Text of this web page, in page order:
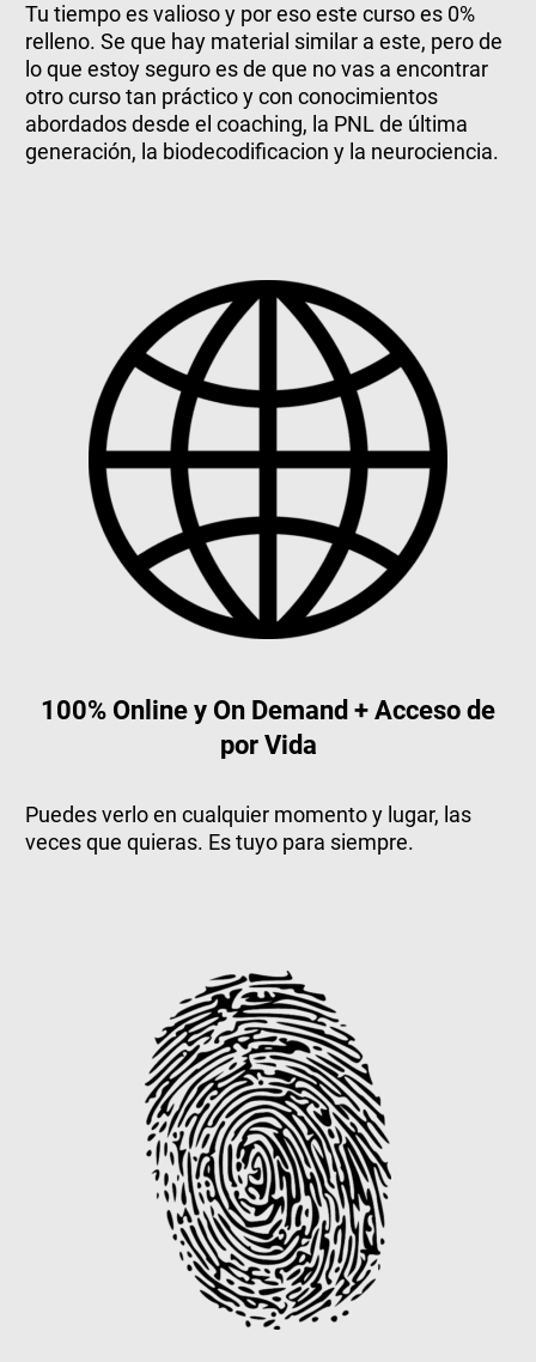
Tu tiempo es valioso y por eso este curso es 0%
relleno. Se que hay material similar a este, pero de
lo que estoy seguro es de que no vas a encontrar
otro curso tan práctico y con conocimientos
abordados desde el coaching, la PNL de última
generación, la biodecodificacion y la neurociencia.
100% Online y On Demand + Acceso de
por Vida
Puedes verlo en cualquier momento y lugar, las
veces que quieras. Es tuyo para siempre.